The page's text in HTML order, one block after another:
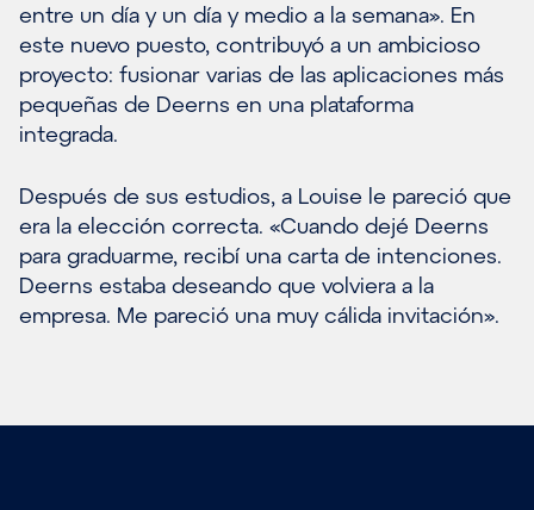
entre un día y un día y medio a la semana». En
este nuevo puesto, contribuyó a un ambicioso
proyecto: fusionar varias de las aplicaciones más
pequeñas de Deerns en una plataforma
integrada.
Después de sus estudios, a Louise le pareció que
era la elección correcta. «Cuando dejé Deerns
para graduarme, recibí una carta de intenciones.
Deerns estaba deseando que volviera a la
empresa. Me pareció una muy cálida invitación».